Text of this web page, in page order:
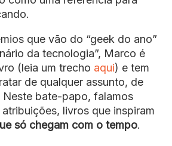
que vão do “geek do ano”
da tecnologia”, Marco é
(leia um trecho aqui) e tem
de qualquer assunto, de
Neste bate-papo, falamos
livros que inspiram
só chegam com o tempo.